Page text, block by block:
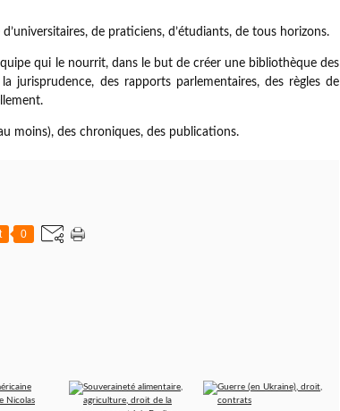
de praticiens, d’étudiants, de tous horizons.
qui le nourrit, dans le but de créer une bibliothèque des
jurisprudence, des rapports parlementaires, des règles de
moins), des chroniques, des publications.
0